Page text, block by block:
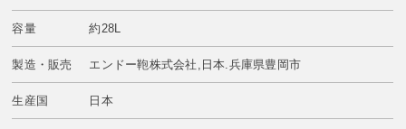
容量 約28L
製造・販売 エンドー鞄株式会社,日本.兵庫県豊岡市
生産国 日本